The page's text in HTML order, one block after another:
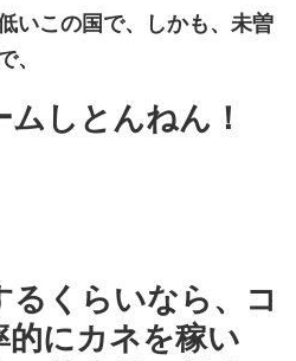
いこの国で、しかも、未曽
、
しとんねん！
るくらいなら、コ
にカネを稼い